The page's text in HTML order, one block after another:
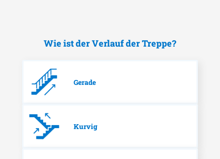
Wie ist der Verlauf der Treppe?
Gerade
Kurvig